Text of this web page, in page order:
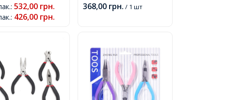
Чорний,
3шт/набір,
: 532,00 грн.
: 426,00 грн.
368,00 грн. / 1 шт